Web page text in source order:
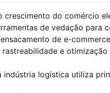
crescimento do comércio
de vedação para
de e-
rastreabilidade e
indústria logística utiliza